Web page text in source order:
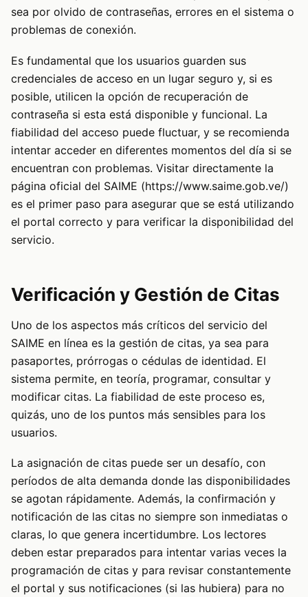
sea por olvido de contraseñas, errores en el sistema o
problemas de conexión.
Es fundamental que los usuarios guarden sus
credenciales de acceso en un lugar seguro y, si es
posible, utilicen la opción de recuperación de
contraseña si esta está disponible y funcional. La
fiabilidad del acceso puede fluctuar, y se recomienda
intentar acceder en diferentes momentos del día si se
encuentran con problemas. Visitar directamente la
página oficial del SAIME (https://www.saime.gob.ve/)
es el primer paso para asegurar que se está utilizando
el portal correcto y para verificar la disponibilidad del
servicio.
Verificación y Gestión de Citas
Uno de los aspectos más críticos del servicio del
SAIME en línea es la gestión de citas, ya sea para
pasaportes, prórrogas o cédulas de identidad. El
sistema permite, en teoría, programar, consultar y
modificar citas. La fiabilidad de este proceso es,
quizás, uno de los puntos más sensibles para los
usuarios.
La asignación de citas puede ser un desafío, con
períodos de alta demanda donde las disponibilidades
se agotan rápidamente. Además, la confirmación y
notificación de las citas no siempre son inmediatas o
claras, lo que genera incertidumbre. Los lectores
deben estar preparados para intentar varias veces la
programación de citas y para revisar constantemente
el portal y sus notificaciones (si las hubiera) para no